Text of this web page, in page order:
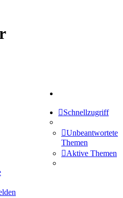
Treffenübersicht
Zitatesammlung
Schiffe versenken
Schnellzugriff
Unbeantwortete
Themen
Aktive Themen